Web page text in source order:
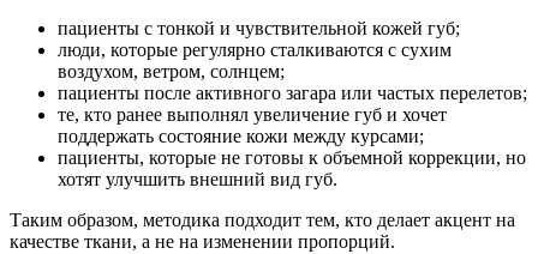
пациенты с тонкой и чувствительной кожей губ;
люди, которые регулярно сталкиваются с сухим
воздухом, ветром, солнцем;
пациенты после активного загара или частых перелетов;
те, кто ранее выполнял увеличение губ и хочет
поддержать состояние кожи между курсами;
пациенты, которые не готовы к объемной коррекции, но
хотят улучшить внешний вид губ.
Таким образом, методика подходит тем, кто делает акцент на
качестве ткани, а не на изменении пропорций.